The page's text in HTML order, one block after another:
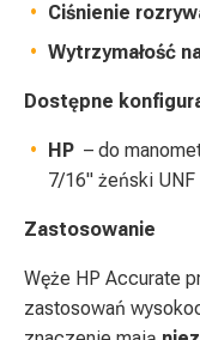
Ciśnienie
Wytrzymałość
Dostępne
HP – do
7/16" żeński UNF
Zastosowanie
Węże HP Accurate
zastosowań